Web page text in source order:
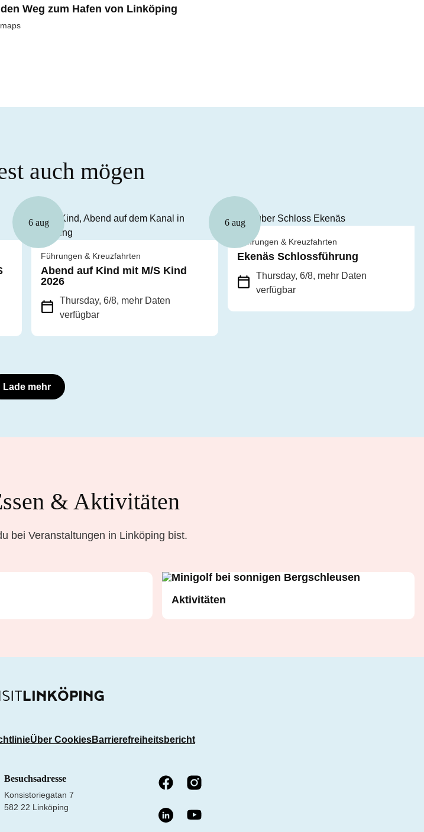
Weg zum Hafen von Linköping
auch mögen
6 aug
Führungen & Kreuzfahrten
Abend auf Kind mit M/S Kind
2026
Thursday, 6/8, mehr Daten
verfügbar
6 aug
Führungen & Kreuzfahrten
Ekenäs Schlossführung
Thursday, 6/8, mehr Daten
verfügbar
Lade mehr
& Aktivitäten
bei Veranstaltungen in Linköping bist.
Aktivitäten
Über CookiesBarrierefreiheitsbericht
Besuchsadresse
Konsistoriegatan 7
582 22 Linköping